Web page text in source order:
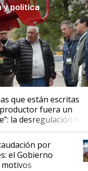
y política
que están escritas
fuera un
la desregulación llegó
Aapresid y hasta se
al IPCVA
por
el Gobierno